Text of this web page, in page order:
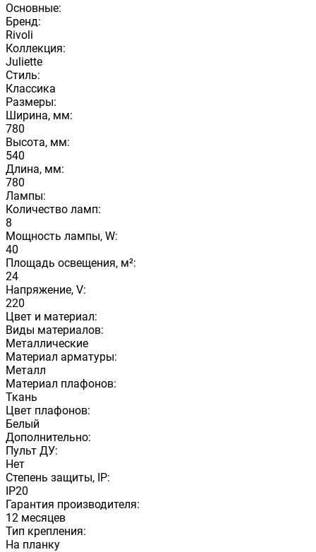
Основные:
Бренд:
Rivoli
Коллекция:
Juliette
Стиль:
Классика
Размеры:
Ширина, мм:
780
Высота, мм:
540
Длина, мм:
780
Лампы:
Количество ламп:
8
Мощность лампы, W:
40
Площадь освещения, м²:
24
Напряжение, V:
220
Цвет и материал:
Виды материалов:
Металлические
Материал арматуры:
Металл
Материал плафонов:
Ткань
Цвет плафонов:
Белый
Дополнительно:
Пульт ДУ:
Нет
Степень защиты, IP:
IP20
Гарантия производителя:
12 месяцев
Тип крепления:
На планку